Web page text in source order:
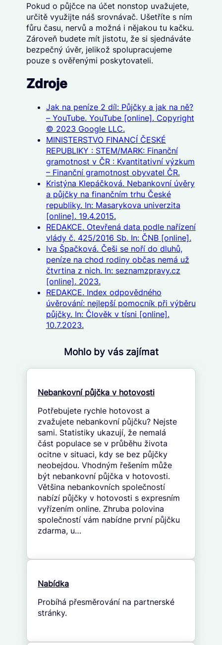
Pokud o půjčce na účet nonstop uvažujete,
určitě využijte náš srovnávač. Ušetříte s ním
fůru času, nervů a možná i nějakou tu kačku.
Zároveň budete mít jistotu, že si sjednáváte
bezpečný úvěr, jelikož spolupracujeme
pouze s ověřenými poskytovateli.
Zdroje
Jak na peníze 2 díl: Půjčky a jak na ně?
– YouTube. YouTube [online]. Copyright
© 2023 Google LLC.
MINISTERSTVO FINANCÍ ČESKÉ
REPUBLIKY : STEM/MARK: Finanční
gramotnost v ČR : Kvantitativní výzkum
– Finanční gramotnost obyvatel ČR.
Kristýna Klepáčková. Nebankovní úvěry
a půjčky na finančním trhu České
republiky. In: Masarykova univerzita
[online]. 19.4.2015.
REDAKCE. Otevřená data podle nařízení
vlády č. 425/2016 Sb. In: ČNB [online].
Iva Špačková. Češi se noří do dluhů,
peníze na chod rodiny občas nemá už
čtvrtina z nich. In: seznamzpravy.cz
[online]. 2023.
REDAKCE. Index odpovědného
úvěrování: nejlepší pomocník při výběru
půjčky. In: Člověk v tísni [online].
10.7.2023.
Mohlo by vás zajímat
Nebankovní půjčka v hotovosti
Potřebujete rychle hotovost a
zvažujete nebankovní půjčku? Nejste
sami. Statistiky ukazují, že nemalá
část populace se v průběhu života
ocitne v situaci, kdy se bez půjčky
neobejdou. Vhodným řešením může
být nebankovní půjčka v hotovosti.
Většina nebankovních společností
nabízí půjčky v hotovosti s expresním
vyřízením online. Zhruba polovina
společností vám nabídne první půjčku
zdarma, u…
Nabídka
Probíhá přesměrování na partnerské
stránky.